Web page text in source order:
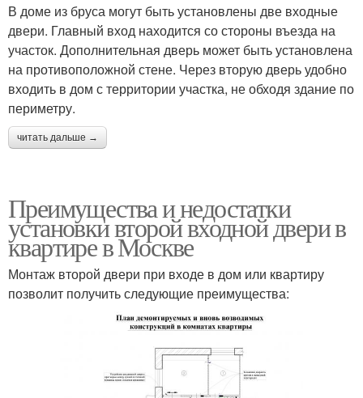
В доме из бруса могут быть установлены две входные
двери. Главный вход находится со стороны въезда на
участок. Дополнительная дверь может быть установлена
на противоположной стене. Через вторую дверь удобно
входить в дом с территории участка, не обходя здание по
периметру.
читать дальше →
Преимущества и недостатки
установки второй входной двери в
квартире в Москве
Монтаж второй двери при входе в дом или квартиру
позволит получить следующие преимущества: